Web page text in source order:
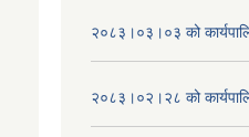
२०८३।०३।०३ को
२०८३।०२।२८ को